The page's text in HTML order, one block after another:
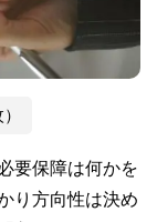
要保障は何かを
り方向性は決め